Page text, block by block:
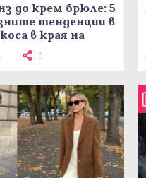
до крем брюле: 5
тенденции в
в края на
0